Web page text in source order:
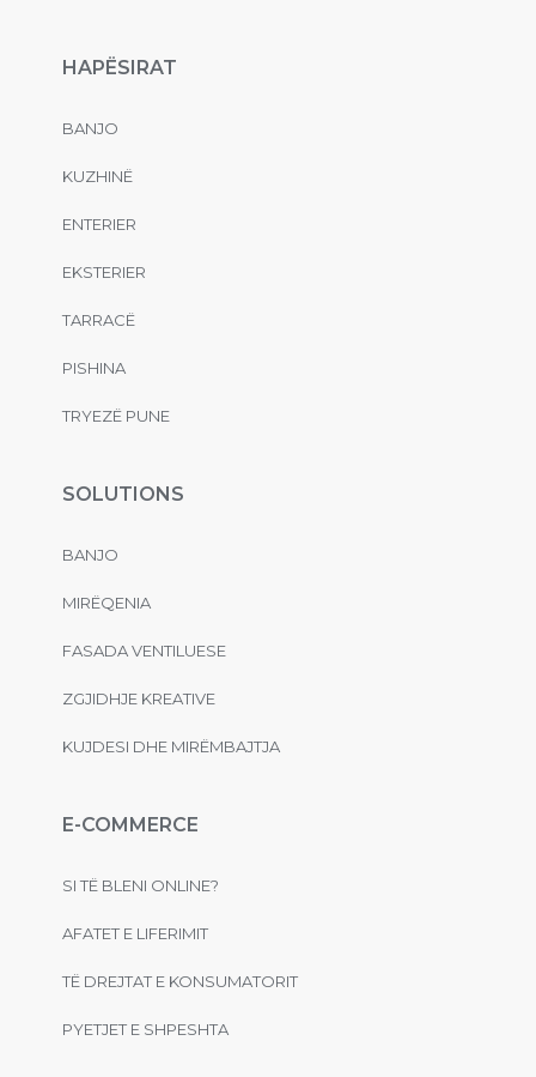
HAPËSIRAT
BANJO
KUZHINË
ENTERIER
EKSTERIER
TARRACË
PISHINA
TRYEZË PUNE
SOLUTIONS
BANJO
MIRËQENIA
FASADA VENTILUESE
ZGJIDHJE KREATIVE
KUJDESI DHE MIRËMBAJTJA
E-COMMERCE
SI TË BLENI ONLINE?
AFATET E LIFERIMIT
TË DREJTAT E KONSUMATORIT
PYETJET E SHPESHTA